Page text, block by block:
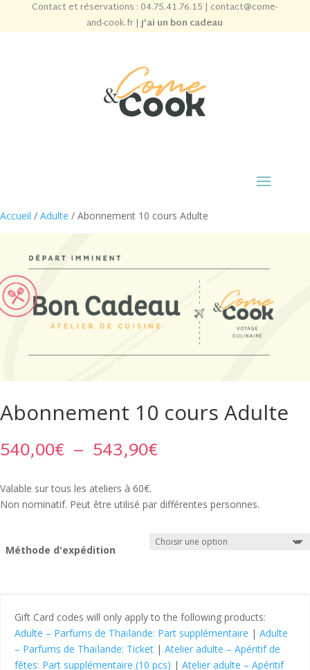
Contact et réservations : 04.75.41.76.15 | contact@come-
and-cook.fr|J’ai un bon cadeau
Accueil / Adulte / Abonnement 10 cours Adulte
Abonnement 10 cours Adulte
540,00€ – 543,90€Plage
de
540,00€
à
543,90€
Valable sur tous les ateliers à 60€.
Non nominatif. Peut être utilisé par différentes personnes.
Méthode d'expédition
Gift Card codes will only apply to the following products:
Adulte – Parfums de Thaïlande: Part supplémentaire | Adulte
– Parfums de Thaïlande: Ticket | Atelier adulte – Apéritif de
fêtes: Part supplémentaire (10 pcs) | Atelier adulte – Apéritif